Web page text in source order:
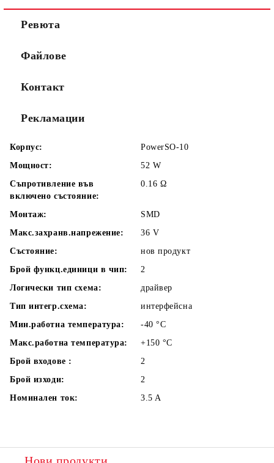
Ние ще се свържем с вас в рамките на работния ден.
Ревюта
Файлове
Контакт
Рекламации
Корпус:
PowerSO-10
Мощност:
52 W
Съпротивление във
включено състояние:
0.16 Ω
Монтаж:
SMD
Макс.захранв.напрежение:
36 V
Състояние:
нов продукт
Брой функц.единици в чип:
2
Логически тип схема:
драйвер
Тип интегр.схема:
интерфейсна
Мин.работна температура:
-40°C
Макс.работна температура:
+150 °C
Брой входове :
2
Брой изходи:
2
Номинален ток:
3.5A